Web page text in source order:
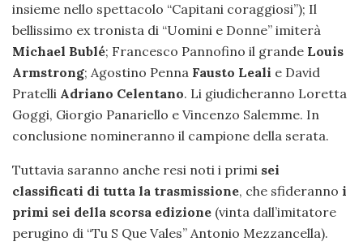
insieme nello spettacolo “Capitani coraggiosi”); Il
bellissimo ex tronista di “Uomini e Donne” imiterà
Michael Bublé; Francesco Pannofino il grande Louis
Armstrong; Agostino Penna Fausto Leali e David
Pratelli Adriano Celentano. Li giudicheranno Loretta
Goggi, Giorgio Panariello e Vincenzo Salemme. In
conclusione nomineranno il campione della serata.
Tuttavia saranno anche resi noti i primi sei
classificati di tutta la trasmissione, che sfideranno i
primi sei della scorsa edizione (vinta dall’imitatore
perugino di “Tu S Que Vales” Antonio Mezzancella).